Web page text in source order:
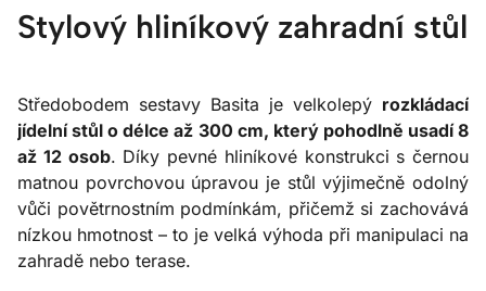
Stylový hliníkový zahradní stůl
Středobodem sestavy Basita je velkolepý rozkládací
jídelní stůl o délce až 300 cm, který pohodlně usadí 8
až 12 osob. Díky pevné hliníkové konstrukci s černou
matnou povrchovou úpravou je stůl výjimečně odolný
vůči povětrnostním podmínkám, přičemž si zachovává
nízkou hmotnost – to je velká výhoda při manipulaci na
zahradě nebo terase.